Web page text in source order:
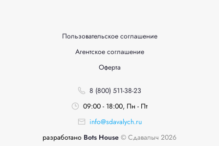
Пользовательское соглашение
Агентское соглашение
Оферта
8 (800) 511-38-23
09:00 - 18:00, Пн - Пт
info@sdavalych.ru
разработано Bots House © Сдавалыч 2026